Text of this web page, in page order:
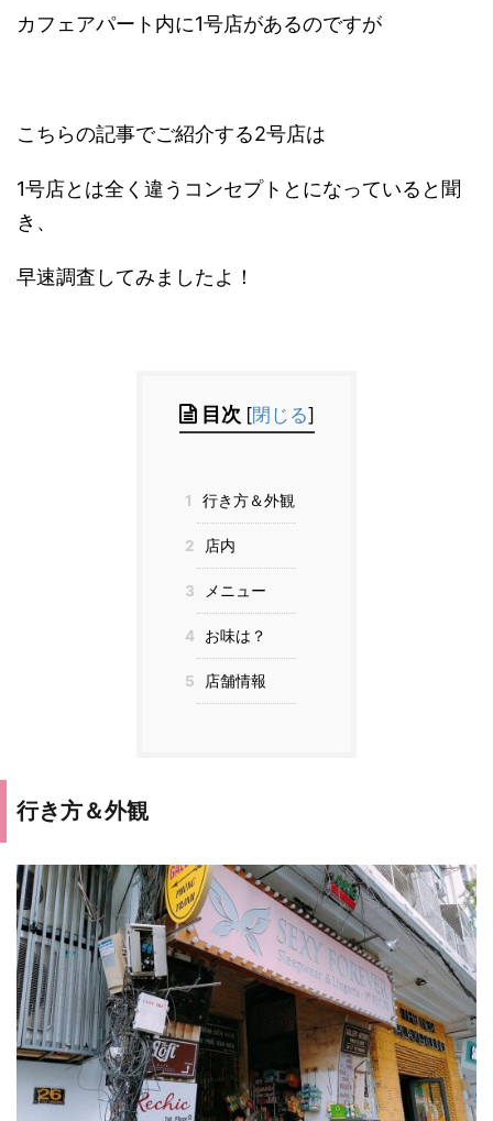
カフェアパート内に1号店があるのですが
こちらの記事でご紹介する2号店は
1号店とは全く違うコンセプトとになっていると聞
き、
早速調査してみましたよ！
目次 [閉じる]
1 行き方＆外観
2 店内
3 メニュー
4 お味は？
5 店舗情報
行き方＆外観